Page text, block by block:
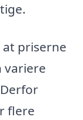
priserne
variere
flere